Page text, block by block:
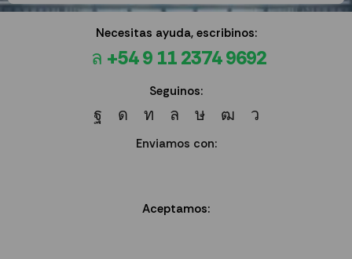
Necesitas ayuda, escribinos:
+54 9 11 2374 9692
Seguinos:
Enviamos con:
Aceptamos: